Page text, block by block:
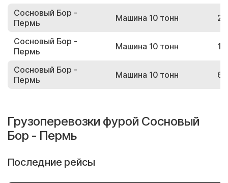
Сосновый Бор -
Пермь
Машина 10 тонн
Сосновый Бор -
Пермь
Машина 10 тонн
Сосновый Бор -
Пермь
Машина 10 тонн
Грузоперевозки фурой Сосновый
Бор - Пермь
Последние рейсы